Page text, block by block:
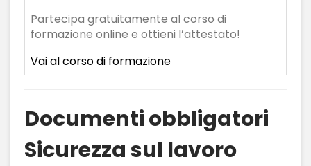
Partecipa gratuitamente al corso di
formazione online e ottieni l’attestato!
Vai al corso di formazione
Documenti obbligatori
Sicurezza sul lavoro